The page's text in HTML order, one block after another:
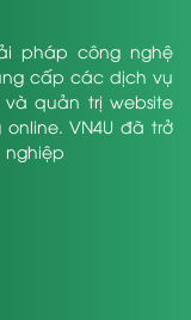
pháp công nghệ
cấp các dịch vụ
quản trị website
VN4U đã trở